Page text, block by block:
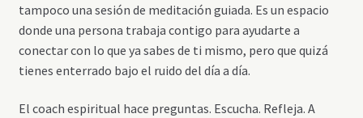
tampoco una sesión de meditación guiada. Es un espacio
donde una persona trabaja contigo para ayudarte a
conectar con lo que ya sabes de ti mismo, pero que quizá
tienes enterrado bajo el ruido del día a día.
El coach espiritual hace preguntas. Escucha. Refleja. A